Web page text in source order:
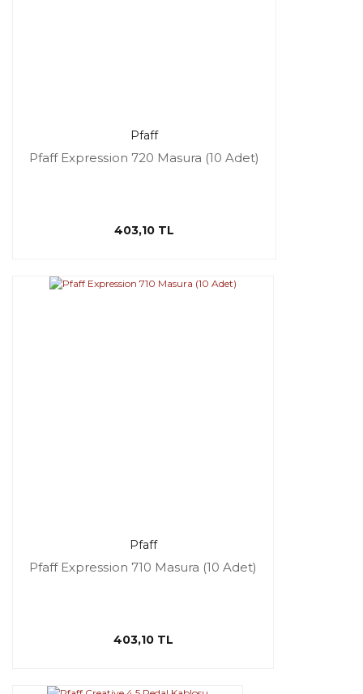
Pfaff
Pfaff Expression 720 Masura (10 Adet)
403,10 TL
Pfaff
Pfaff Expression 710 Masura (10 Adet)
403,10 TL